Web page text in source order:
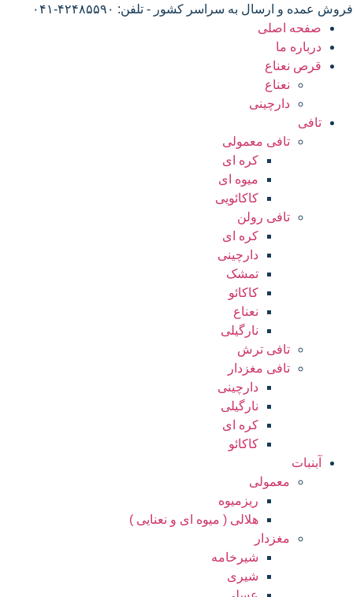
فروش عمده و ارسال به سراسر کشور - تلفن: ۴۲۴۸۵۵۹۰-۰۴۱
صفحه اصلی
درباره ما
قرص نعناع
نعناع
دارچینی
تافی
تافی معمولی
کره ای
میوه ای
کاکائویی
تافی رولن
کره ای
دارچینی
تمشک
کاکائو
نعناع
نارگیلی
تافی ترش
تافی مغزدار
دارچینی
نارگیلی
کره ای
کاکائو
آبنبات
معمولی
ریزمیوه
هلالی ( میوه ای و نعنایی )
مغزدار
شیرخامه
شیری